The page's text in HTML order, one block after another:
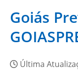
Goiás
Última